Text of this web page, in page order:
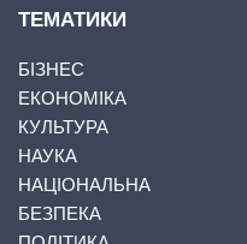
ТЕМАТИКИ
БІЗНЕС
ЕКОНОМІКА
КУЛЬТУРА
НАУКА
НАЦІОНАЛЬНА
БЕЗПЕКА